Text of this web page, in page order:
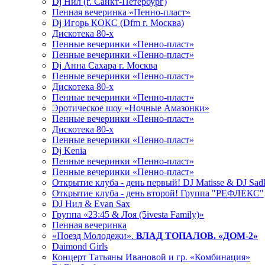
Пенная вечеринка «Пенно-пласт»
Dj Игорь КОКС (Dfm г. Москва)
Дискотека 80-х
Пенные вечеринки «Пенно-пласт»
Пенные вечеринки «Пенно-пласт»
Dj Анна Сахара г. Москва
Пенные вечеринки «Пенно-пласт»
Дискотека 80-х
Пенные вечеринки «Пенно-пласт»
Эротическое шоу «Ночные Амазонки»
Пенные вечеринки «Пенно-пласт»
Дискотека 80-х
Пенные вечеринки «Пенно-пласт»
Dj Kenia
Пенные вечеринки «Пенно-пласт»
Пенные вечеринки «Пенно-пласт»
Открытие клуба - день первый! DJ Matisse & DJ
Открытие клуба - день второй! Группа "РЕФЛЕКС"
DJ Нил & Evan Sax
Группа «23:45 & Лоя (5ivesta Family)»
Пенная вечеринка
«Поезд Молодежи». ВЛАД ТОПАЛОВ. «ДОМ-2»
Daimond Girls
Концерт Татьяны Ивановой и гр. «Комбинация»